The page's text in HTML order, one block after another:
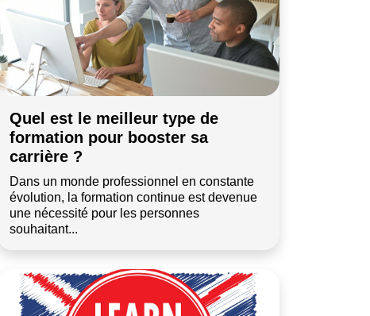
Quel est le meilleur type de
formation pour booster sa
carrière ?
Dans un monde professionnel en constante
évolution, la formation continue est devenue
une nécessité pour les personnes
souhaitant...